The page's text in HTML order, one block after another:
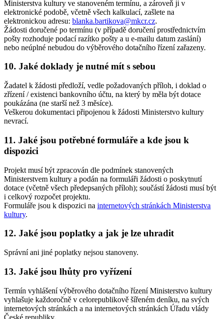
Ministerstva kultury ve stanoveném termínu, a zároveň ji v
elektronické podobě, včetně všech kalkulací, zašlete na
elektronickou adresu: blanka.bartikova@mkcr.cz.
Žádosti doručené po termínu (v případě doručení prostřednictvím
pošty rozhoduje podací razítko pošty a u e-mailu datum zaslání)
nebo neúplné nebudou do výběrového dotačního řízení zařazeny.
10. Jaké doklady je nutné mít s sebou
Žadatel k žádosti předloží, vedle požadovaných příloh, i doklad o
zřízení / existenci bankovního účtu, na který by měla být dotace
poukázána (ne starší než 3 měsíce).
Veškerou dokumentaci připojenou k žádosti Ministerstvo kultury
nevrací.
11. Jaké jsou potřebné formuláře a kde jsou k
dispozici
Projekt musí být zpracován dle podmínek stanovených
Ministerstvem kultury a podán na formuláři žádosti o poskytnutí
dotace (včetně všech předepsaných příloh); součástí žádosti musí být
i celkový rozpočet projektu.
Formuláře jsou k dispozici na internetových stránkách Ministerstva
kultury.
12. Jaké jsou poplatky a jak je lze uhradit
Správní ani jiné poplatky nejsou stanoveny.
13. Jaké jsou lhůty pro vyřízení
Termín vyhlášení výběrového dotačního řízení Ministerstvo kultury
vyhlašuje každoročně v celorepublikově šířeném deníku, na svých
internetových stránkách a na internetových stránkách Úřadu vlády
České republiky.